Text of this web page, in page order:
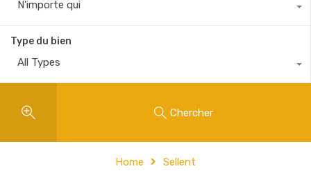
N'importe qui
Type du bien
All Types
Chercher
Home Sellent